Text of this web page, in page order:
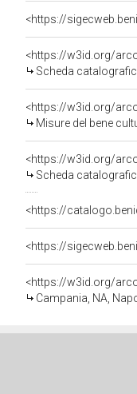
<https://
<https://w3id.org/
Scheda
<https://w3id.org/
Misure del bene
<https://w3id.org/
Scheda
<https://
<https://
<https://w3id.org/
Campania, NA,